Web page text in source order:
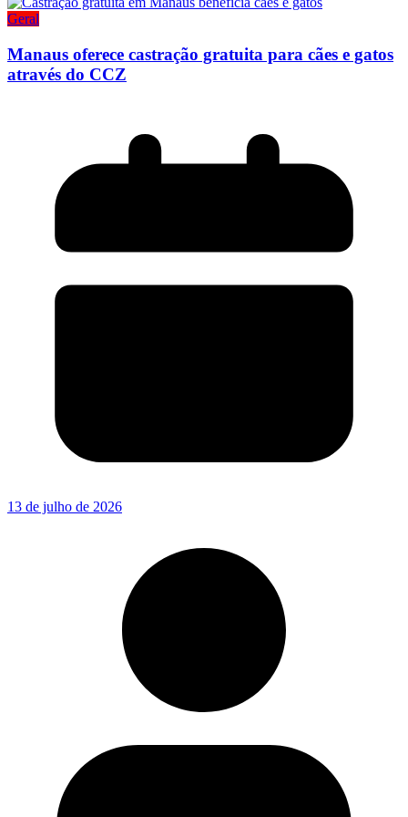
Geral
Manaus oferece castração gratuita para cães e gatos
através do CCZ
13 de julho de 2026